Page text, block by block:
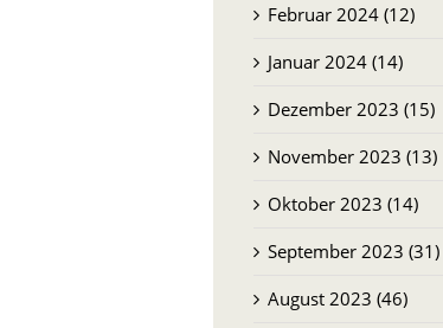
Februar 2024 (12)
Januar 2024 (14)
Dezember 2023 (15)
November 2023 (13)
Oktober 2023 (14)
September 2023 (31)
August 2023 (46)